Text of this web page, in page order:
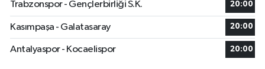
Trabzonspor - Gençlerbirliği S.K. 20:00
Kasımpaşa - Galatasaray 20:00
Antalyaspor - Kocaelispor 20:00